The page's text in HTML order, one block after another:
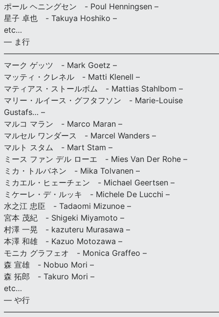
ポール ヘニングセン - Poul Henningsen –
星子 卓也 - Takuya Hoshiko –
etc…
— ま行
マーク ゲッツ - Mark Goetz –
マッティ・クレネル - Matti Klenell –
マティアス・ストールボム - Mattias Stahlbom –
マリー・ルイース・グフタフソン - Marie-Louise
Gustafs… –
マルコ マラン - Marco Maran –
マルセル ワンダース - Marcel Wanders –
マルト スタム - Mart Stam –
ミース ファン デル ローエ - Mies Van Der Rohe –
ミカ・トルバネン - Mika Tolvanen –
ミカエル・ヒェーチェン - Michael Geertsen –
ミケーレ・デ・ルッキ - Michele De Lucchi –
水之江 忠臣 - Tadaomi Mizunoe –
宮本 茂紀 - Shigeki Miyamoto –
村澤 一晃 - kazuteru Murasawa –
本澤 和雄 - Kazuo Motozawa –
モニカ グラフェオ - Monica Graffeo –
森 宣雄 - Nobuo Mori –
森 拓郎 - Takuro Mori –
etc…
— や行